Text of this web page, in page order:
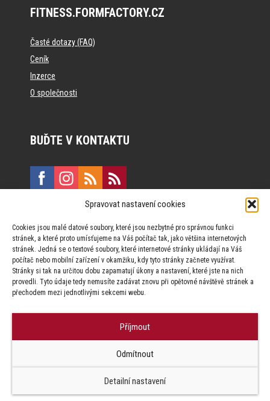
Spravovat nastavení cookies
Cookies jsou malé datové soubory, které jsou nezbytné pro správnou funkci
stránek, a které proto umísťujeme na Váš počítač tak, jako většina internetových
stránek. Jedná se o textové soubory, které internetové stránky ukládají na Váš
počítač nebo mobilní zařízení v okamžiku, kdy tyto stránky začnete využívat.
Stránky si tak na určitou dobu zapamatují úkony a nastavení, které jste na nich
provedli. Tyto údaje tedy nemusíte zadávat znovu při opětovné návštěvě stránek a
přechodem mezi jednotlivými sekcemi webu.
Příjmout
Odmítnout
Detailní nastavení
FITNESS.FORMFACTORY.CZ
Časté dotazy (FAQ)
Ceník
Inzerce
O společnosti
BUĎTE V KONTAKTU
Vinohradská 190, 130 00 Praha 3
Za publikovaný obsah odpovídají jednotliví autoři.
Factory s.r.o. zapovězeno.